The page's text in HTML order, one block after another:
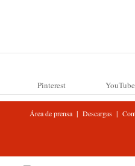
Pinterest YouTube
Área de prensa| Descargas|